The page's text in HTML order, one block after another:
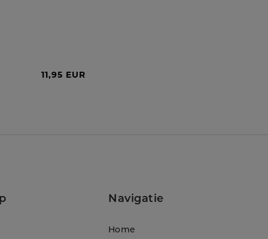
11,95 EUR
Navigatie
Home